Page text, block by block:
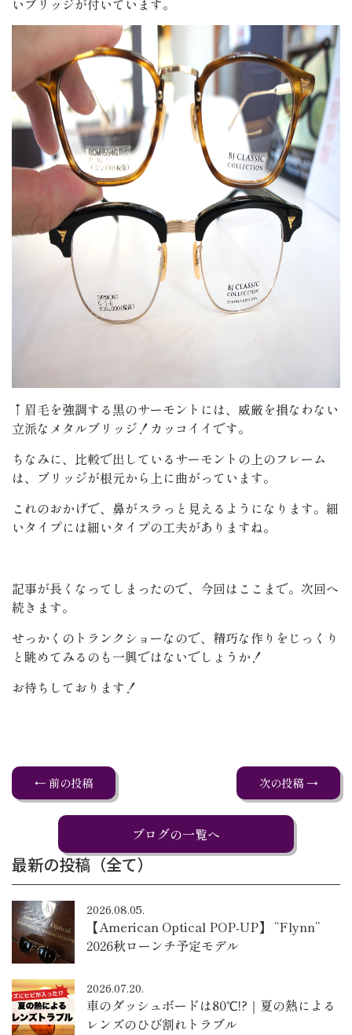
↑眉毛を強調する黒のサーモントには、威厳を損なわない
立派なメタルブリッジ！カッコイイです。
ちなみに、比較で出しているサーモントの上のフレーム
は、ブリッジが根元から上に曲がっています。
これのおかげで、鼻がスラっと見えるようになります。細
いタイプには細いタイプの工夫がありますね。
記事が長くなってしまったので、今回はここまで。次回へ
続きます。
せっかくのトランクショーなので、精巧な作りをじっくり
と眺めてみるのも一興ではないでしょうか！
お待ちしております！
← 前の投稿 次の投稿 →
ブログの一覧へ
最新の投稿（全て）
2026.08.05.
【American Optical POP-UP】 “Flynn”
2026秋ローンチ予定モデル
2026.07.20.
車のダッシュボードは80℃!?｜夏の熱による
レンズのひび割れトラブル